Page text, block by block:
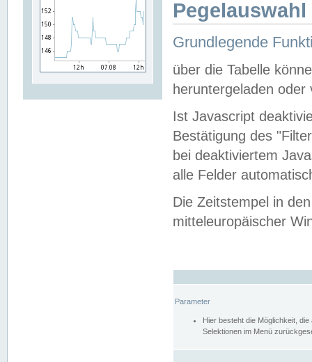
Grundlegende
über die Tabelle
heruntergeladen oder
Ist Javascript
Bestätigung des
bei deaktiviertem
alle Felder
Die Zeitstempel in
mitteleuropäischer
Parameter
Hier besteht die Möglichkeit,
Selektionen im Menü